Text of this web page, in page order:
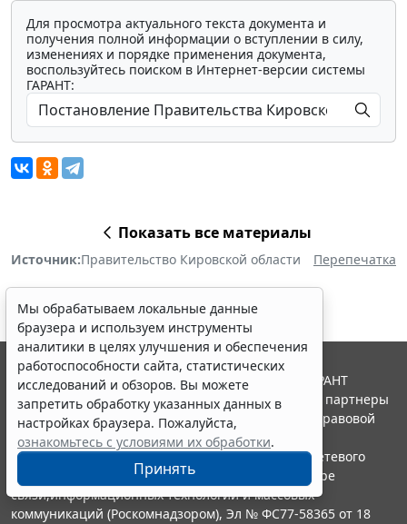
Для просмотра актуального текста документа и
получения полной информации о вступлении в силу,
изменениях и порядке применения документа,
воспользуйтесь поиском в Интернет-версии системы
ГАРАНТ:
Показать все материалы
Источник:Правительство Кировской области Перепечатка
Мы обрабатываем локальные данные
браузера и используем инструменты
аналитики в целях улучшения и обеспечения
работоспособности сайта, статистических
исследований и обзоров. Вы можете
запретить обработку указанных данных в
настройках браузера. Пожалуйста,
ознакомьтесь с условиями их обработки.
Принять
© ООО "НПП "ГАРАНТ-СЕРВИС", 2026. Система ГАРАНТ
выпускается с 1990 года. Компания "Гарант" и ее партнеры
являются участниками Российской ассоциации правовой
информации ГАРАНТ.
Портал ГАРАНТ.РУ зарегистрирован в качестве сетевого
издания Федеральной службой по надзору в сфере
связи,информационных технологий и массовых
коммуникаций (Роскомнадзором), Эл № ФС77-58365 от 18